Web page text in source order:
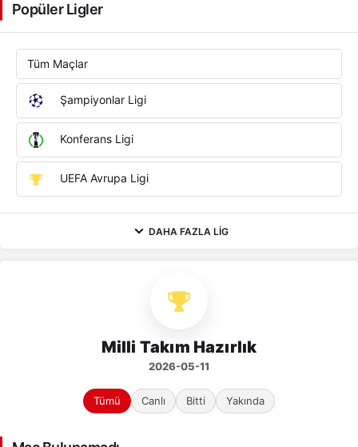
Popüler Ligler
Tüm Maçlar
Şampiyonlar Ligi
Konferans Ligi
UEFA Avrupa Ligi
DAHA FAZLA LIG
Milli Takım Hazırlık
2026-05-11
Tümü Canlı Bitti Yakında